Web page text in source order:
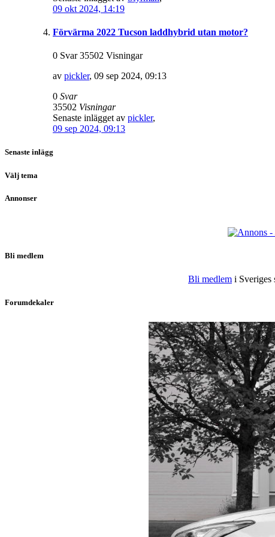
09 okt 2024, 14:19
Förvärma 2022 Tucson laddhybrid utan motor?
0 Svar 35502 Visningar
av pickler, 09 sep 2024, 09:13
0 Svar
35502 Visningar
Senaste inlägget av pickler,
09 sep 2024, 09:13
Senaste inlägg
Välj tema
Annonser
Bli medlem
Bli medlem i Sveriges
Forumdekaler